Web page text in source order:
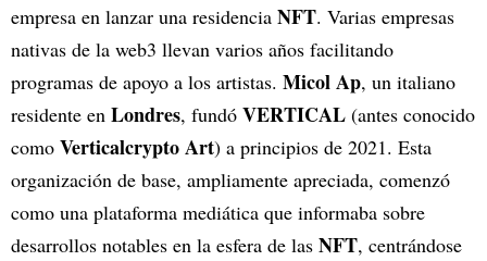
empresa en lanzar una residencia NFT. Varias empresas
nativas de la web3 llevan varios años facilitando
programas de apoyo a los artistas. Micol Ap, un italiano
residente en Londres, fundó VERTICAL (antes conocido
como Verticalcrypto Art) a principios de 2021. Esta
organización de base, ampliamente apreciada, comenzó
como una plataforma mediática que informaba sobre
desarrollos notables en la esfera de las NFT, centrándose